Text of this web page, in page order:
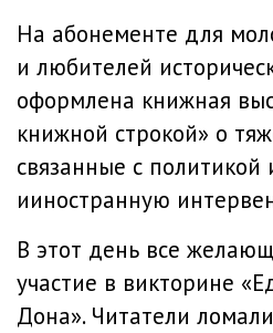
На абонементе для
и любителей
оформлена книжная
книжной строкой» о
связанные с политикой
ииностранную
В этот день все
участие в викторине
Дона». Читатели